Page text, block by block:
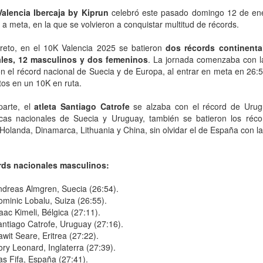
Ibercaja by Kiprun celebró este pasado domingo 12 de
meta, en la que se volvieron a conquistar multitud de récords.
en el 10K Valencia 2025 se batierondos récords
12 masculinos y dos femeninos. La jornada comenzaba con
el récord nacional de Suecia y de Europa, al entrar en meta en
en un 10K en ruta.
elatleta Santiago Catrofese alzaba con el récord de
nacionales de Suecia y Uruguay, también se batieron los
Dinamarca, Lithuania y China, sin olvidar el de España con
nacionales masculinos:
Almgren, Suecia (26:54).
Lobalu, Suiza (26:55).
Kimeli, Bélgica (27:11).
Catrofe, Uruguay (27:16).
Seare, Eritrea (27:22).
Leonard, Inglaterra (27:39).
Fifa, España (27:41).